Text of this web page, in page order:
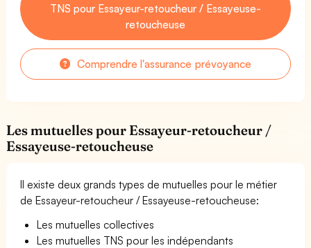
TNS pour Essayeur-retoucheur / Essayeuse-
retoucheuse
Comprendre l'assurance prévoyance
Les mutuelles pour Essayeur-retoucheur /
Essayeuse-retoucheuse
Il existe deux grands types de mutuelles pour le métier
de Essayeur-retoucheur / Essayeuse-retoucheuse:
Les mutuelles collectives
Les mutuelles TNS pour les indépendants